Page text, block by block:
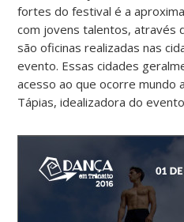
fortes do festival é a
com jovens talentos, através
são oficinas realizadas nas
evento. Essas cidades
acesso ao que ocorre mundo
Tápias, idealizadora do